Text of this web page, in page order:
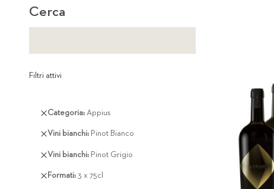
Cerca
Filtri attivi
Categoria Appius
Rimuovi
articolo
Vini bianchi Pinot Bianco
Rimuovi
articolo
Vini bianchi Pinot Grigio
Rimuovi
articolo
Formati 3 x 75cl
Rimuovi